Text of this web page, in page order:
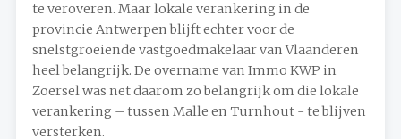
te veroveren. Maar lokale verankering in de
provincie Antwerpen blijft echter voor de
snelstgroeiende vastgoedmakelaar van Vlaanderen
heel belangrijk. De overname van Immo KWP in
Zoersel was net daarom zo belangrijk om die lokale
verankering – tussen Malle en Turnhout - te blijven
versterken.